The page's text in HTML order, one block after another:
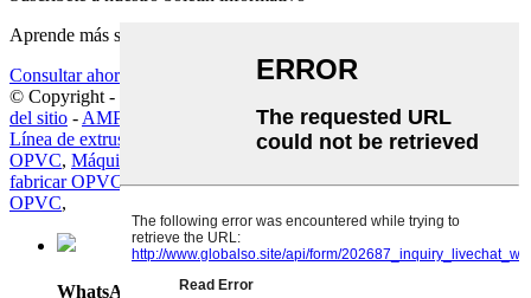
Aprende más sobre lo que quieres saber
Consultar ahora
© Copyright - 2019-2025 : Todos los derechos reservados.
del sitio - AMP Móvil
Línea de extrusión de tubos OPVC,Línea de fabricación de tubos
OPVC, Máquina de producción de tubos OPVC
fabricar OPVC,Línea de producción de tuberías OPVC,Tubería
OPVC,
WhatsApp